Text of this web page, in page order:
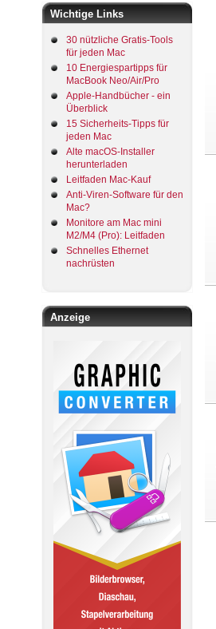
Wichtige Links
30 nützliche Gratis-Tools
für jeden Mac
10 Energiespartipps für
MacBook Neo/Air/Pro
Apple-Handbücher - ein
Überblick
15 Sicherheits-Tipps für
jeden Mac
Alte macOS-Installer
herunterladen
Leitfaden Mac-Kauf
Anti-Viren-Software für den
Mac?
Monitore am Mac mini
M2/M4 (Pro): Leitfaden
Schnelles Ethernet
nachrüsten
Anzeige